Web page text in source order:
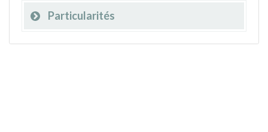
Particularités